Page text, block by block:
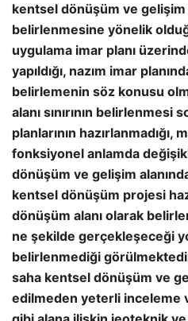
kentsel dönüşüm ve gelişim
belirlenmesine yönelik
uygulama imar planı
yapıldığı, nazım imar
belirlemenin söz konusu
alanı sınırının belirlenmesi
planlarının hazırlanmadığı,
fonksiyonel anlamda
dönüşüm ve gelişim
kentsel dönüşüm projesi
dönüşüm alanı olarak
ne şekilde gerçekleşeceği
belirlenmediği
saha kentsel dönüşüm ve
edilmeden yeterli inceleme